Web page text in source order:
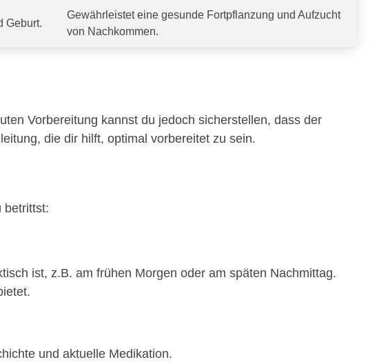
Geburt.
Gewährleistet eine gesunde Fortpflanzung und Aufzucht
von Nachkommen.
Vorbereitung kannst du jedoch sicherstellen, dass der
die dir hilft, optimal vorbereitet zu sein.
betrittst:
ist, z.B. am frühen Morgen oder am späten Nachmittag.
und aktuelle Medikation.